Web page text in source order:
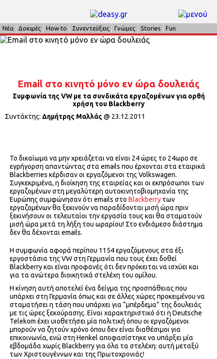
Νέα Δοκιμές How to Συνεντεύξεις Γνώμες Stories Fun
Email στο κινητό μόνο εν ώρα δουλειάς
Συμφωνία της VW με τα συνδικάτα εργαζομένων για ορθή
χρήση του Blackberry
Συντάκτης: Δημήτρης Μαλλάς @ 23.12.2011
Το δικαίωμα να μην χρειάζεται να είναι 24 ώρες το 24ωρο σε
εγρήγορση απαντώντας στα emails που έρχονται στα εταιρικά
Blackberries κέρδισαν οι εργαζόμενοι της Volkswagen.
Συγκεκριμένα, η διοίκηση της εταιρείας και οι εκπρόσωποι των
εργαζομένων στη μεγαλύτερη αυτοκινητοβιομηχανία της
Ευρώπης συμφώνησαν ότι emails στο Blackberry των
εργαζομένων θα ξεκινούν να παραδίδονται μισή ώρα πριν
ξεκινήσουν οι τελευταίοι την εργασία τους και θα σταματούν
μισή ώρα μετά τη λήξη του ωραρίου! Στο ενδιάμεσο διάστημα
δεν θα δέχονται emails.
Η συμφωνία αφορά περίπου 1154 εργαζόμενους στα έξι
εργοστάσια της VW στη Γερμανία που τους έχει δοθεί
Blackberry και είναι προφανές ότι δεν πρόκειται να ισχύει και
για τα ανώτερα διοικητικά στελέχη του ομίλου.
Η κίνηση αυτή αποτελεί ένα δείγμα της προσπάθειας που
υπάρχει στη Γερμανία όπως και σε άλλες χώρες προκειμένου να
σταματήσει η τάση που υπάρχει για “μπέρδεμα” της δουλειάς
με τις ώρες ξεκούρασης. Είναι χαρακτηριστικό ότι η Deutsche
Telekom έχει υιοθετήσει μία πολιτική όπου οι εργαζόμενοι
μπορούν να ζητούν χρόνο όπου δεν είναι διαθέσιμοι για
επικοινωνία, ενώ στη Henkel αποφασίστηκε να υπάρξει μία
εβδομάδα χωρίς Blackberry για όλα τα στελέχη: αυτή μεταξύ
των Χριστουγέννων και της Πρωτοχρονιάς!